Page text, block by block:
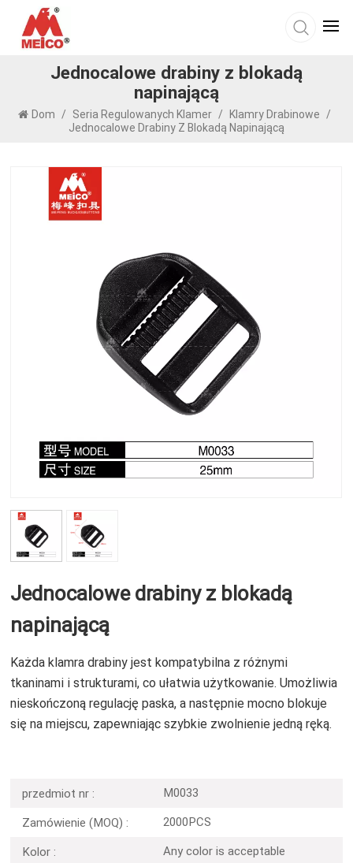
Jednocalowe drabiny z blokadą
napinającą
Dom / Seria Regulowanych Klamer / Klamry Drabinowe
/
Jednocalowe Drabiny Z Blokadą Napinającą
Jednocalowe drabiny z blokadą
napinającą
Każda klamra drabiny jest kompatybilna z różnymi
tkaninami i strukturami, co ułatwia użytkowanie. Umożliwia
nieskończoną regulację paska, a następnie mocno blokuje
się na miejscu, zapewniając szybkie zwolnienie jedną ręką.
przedmiot nr : M0033
Zamówienie (MOQ) : 2000PCS
Kolor : Any color is acceptable